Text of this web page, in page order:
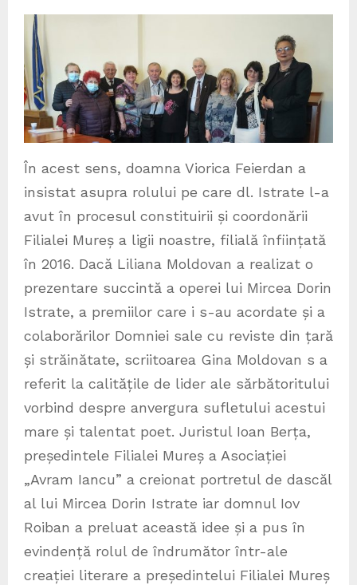
În acest sens, doamna Viorica Feierdan a
insistat asupra rolului pe care dl. Istrate l-a
avut în procesul constituirii și coordonării
Filialei Mureș a ligii noastre, filială înființată
în 2016. Dacă Liliana Moldovan a realizat o
prezentare succintă a operei lui Mircea Dorin
Istrate, a premiilor care i s-au acordate și a
colaborărilor Domniei sale cu reviste din țară
și străinătate, scriitoarea Gina Moldovan s a
referit la calitățile de lider ale sărbătoritului
vorbind despre anvergura sufletului acestui
mare și talentat poet. Juristul Ioan Berța,
președintele Filialei Mureș a Asociației
„Avram Iancu” a creionat portretul de dascăl
al lui Mircea Dorin Istrate iar domnul Iov
Roiban a preluat această idee și a pus în
evindență rolul de îndrumător într-ale
creației literare a președintelui Filialei Mureș